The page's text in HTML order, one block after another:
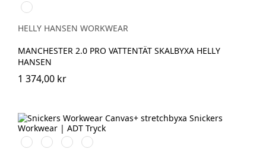
990
BLACK
HELLY HANSEN WORKWEAR
MANCHESTER 2.0 PRO VATTENTÄT SKALBYXA HELLY
HANSEN
1 374,00 kr
Svart/Svart
Brun/SvartMarinblå/Marinblå
Stålgrå/stålgrå